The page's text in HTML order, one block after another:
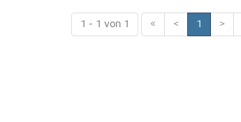
1 - 1 von 1 « < 1 >